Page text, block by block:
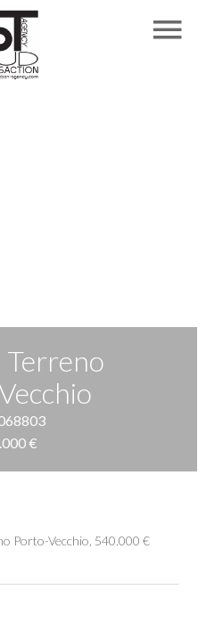
€
Porto-Vecchio, 540.000 €